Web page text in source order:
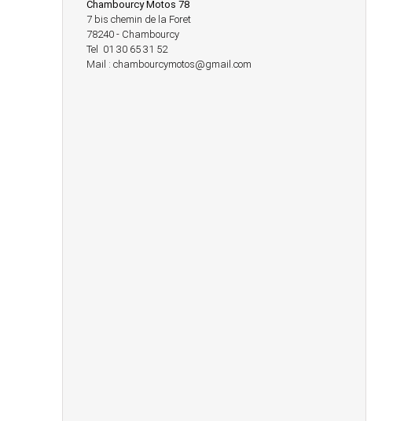
Chambourcy Motos 78
7 bis chemin de la Foret
78240 - Chambourcy
Tel 01 30 65 31 52
Mail : chambourcymotos@gmail.com